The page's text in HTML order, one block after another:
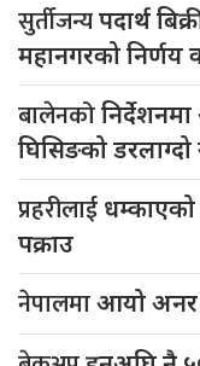
सुर्तीजन्यपदार्थ
महानगरको निर्णय
बालेनको
घिसिङको
प्रहरीलाई
पक्राउ
नेपालमाआयो अनर